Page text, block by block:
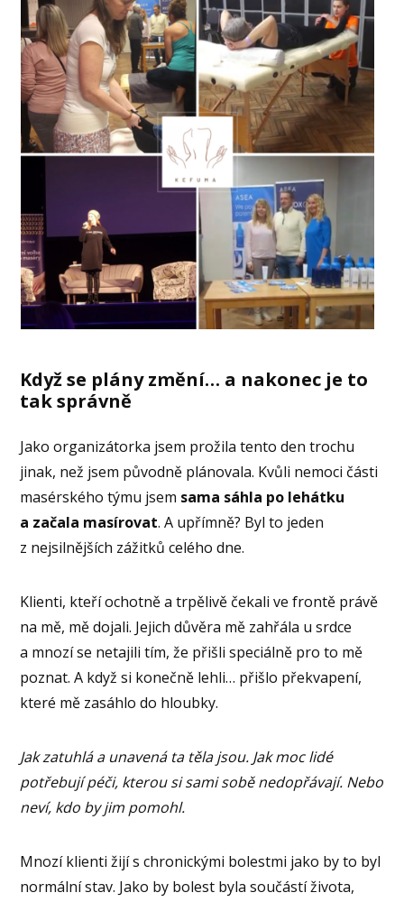
Když se plány změní… a nakonec je to
tak správně
Jako organizátorka jsem prožila tento den trochu
jinak, než jsem původně plánovala. Kvůli nemoci části
masérského týmu jsem sama sáhla po lehátku
a začala masírovat. A upřímně? Byl to jeden
z nejsilnějších zážitků celého dne.
Klienti, kteří ochotně a trpělivě čekali ve frontě právě
na mě, mě dojali. Jejich důvěra mě zahřála u srdce
a mnozí se netajili tím, že přišli speciálně pro to mě
poznat. A když si konečně lehli… přišlo překvapení,
které mě zasáhlo do hloubky.
Jak zatuhlá a unavená ta těla jsou. Jak moc lidé
potřebují péči, kterou si sami sobě nedopřávají. Nebo
neví, kdo by jim pomohl.
Mnozí klienti žijí s chronickými bolestmi jako by to byl
normální stav. Jako by bolest byla součástí života,